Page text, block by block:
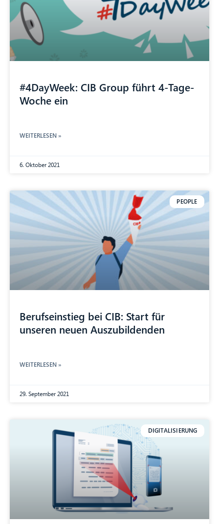
#4DayWeek: CIB Group führt 4-Tage-
Woche ein
WEITERLESEN »
6. Oktober 2021
PEOPLE
Berufseinstieg bei CIB: Start für
unseren neuen Auszubildenden
WEITERLESEN »
29. September 2021
DIGITALISIERUNG
Hallo! Was kann ich für Sie tun?